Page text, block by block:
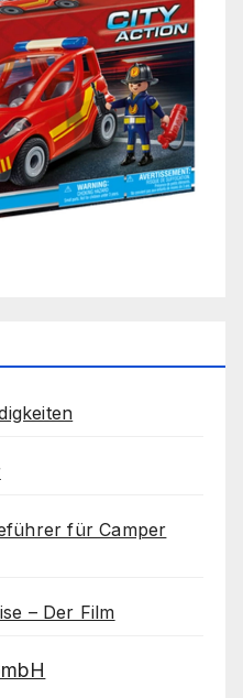
für Camper
– Der Film